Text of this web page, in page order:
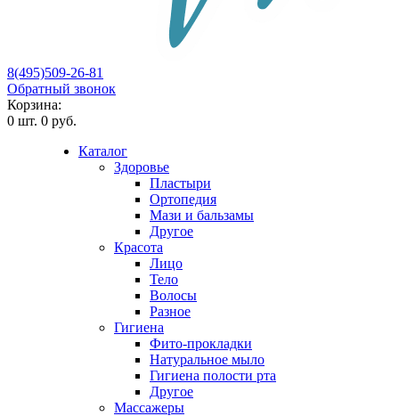
8(495)509-26-81
Обратный звонок
Корзина:
0 шт. 0 руб.
Каталог
Здоровье
Пластыри
Ортопедия
Мази и бальзамы
Другое
Красота
Лицо
Тело
Волосы
Разное
Гигиена
Фито-прокладки
Натуральное мыло
Гигиена полости рта
Другое
Массажеры